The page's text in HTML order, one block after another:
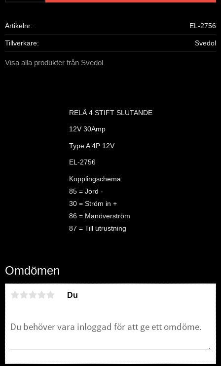
Artikelnr EL-2756
Tillverkare Svedol
Visa alla produkter från Svedol
RELÄ 4 STIFT SLUTANDE
12V 30Amp
Type A 4P 12V
EL-2756
Kopplingschema:
85 = Jord -
30 = Ström in +
86 = Manöverström
87 = Till utrustning
Omdömen
Du